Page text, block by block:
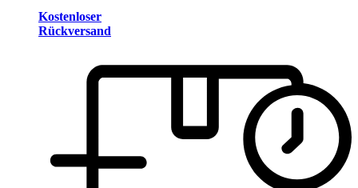
Kostenloser
Rückversand